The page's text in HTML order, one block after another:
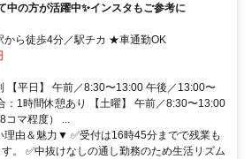
中の方が活躍中✨インスタもご参考に
から徒歩4分／駅チカ ★車通勤OK
【平日】 午前／8:30〜13:00 午後／13:00〜
1時間休憩あり 【土曜】 午前／8:30〜13:00
コマ程度） ...
由＆魅力▼ ✅受付は16時45分までで残業も
。 ✅中抜けなしの通し勤務のため生活リズム